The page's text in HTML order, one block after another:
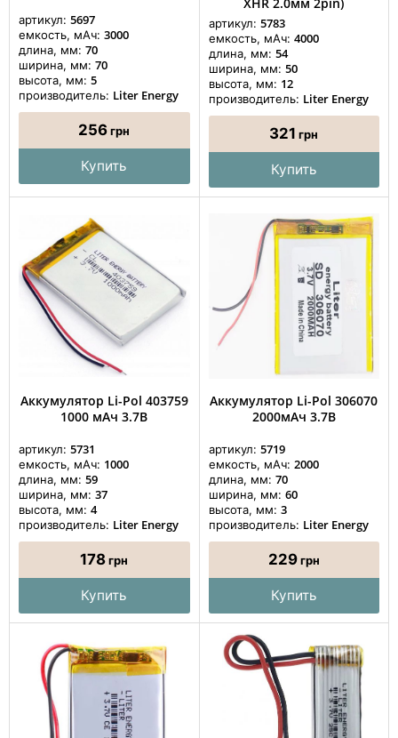
артикул: 5697
емкость, мАч: 3000
длина, мм: 70
ширина, мм: 70
высота, мм: 5
производитель: Liter Energy
256грн
Купить
артикул: 5783
емкость, мАч: 4000
длина, мм: 54
ширина, мм: 50
высота, мм: 12
производитель: Liter Energy
321 грн
Купить
Аккумулятор Li-Pol 403759
1000 мАч 3.7В
артикул: 5731
емкость, мАч: 1000
длина, мм: 59
ширина, мм: 37
высота, мм: 4
производитель: Liter Energy
178грн
Купить
Аккумулятор Li-Pol 306070
2000мАч 3.7В
артикул: 5719
емкость, мАч: 2000
длина, мм: 70
ширина, мм: 60
высота, мм: 3
производитель: Liter Energy
229грн
Купить